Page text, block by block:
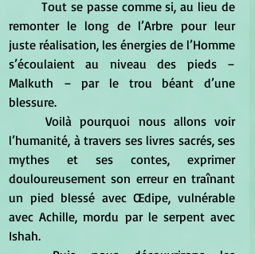
remonter le long de l’Arbre pour leur
juste réalisation, les énergies de l’Homme
s’écoulaient au niveau des pieds –
Malkuth – par le trou béant d’une
blessure.
	Voilà pourquoi nous allons voir
l’humanité, à travers ses livres sacrés, ses
mythes et ses contes, exprimer
douloureusement son erreur en traînant
un pied blessé avec Œdipe, vulnérable
avec Achille, mordu par le serpent avec
Ishah.